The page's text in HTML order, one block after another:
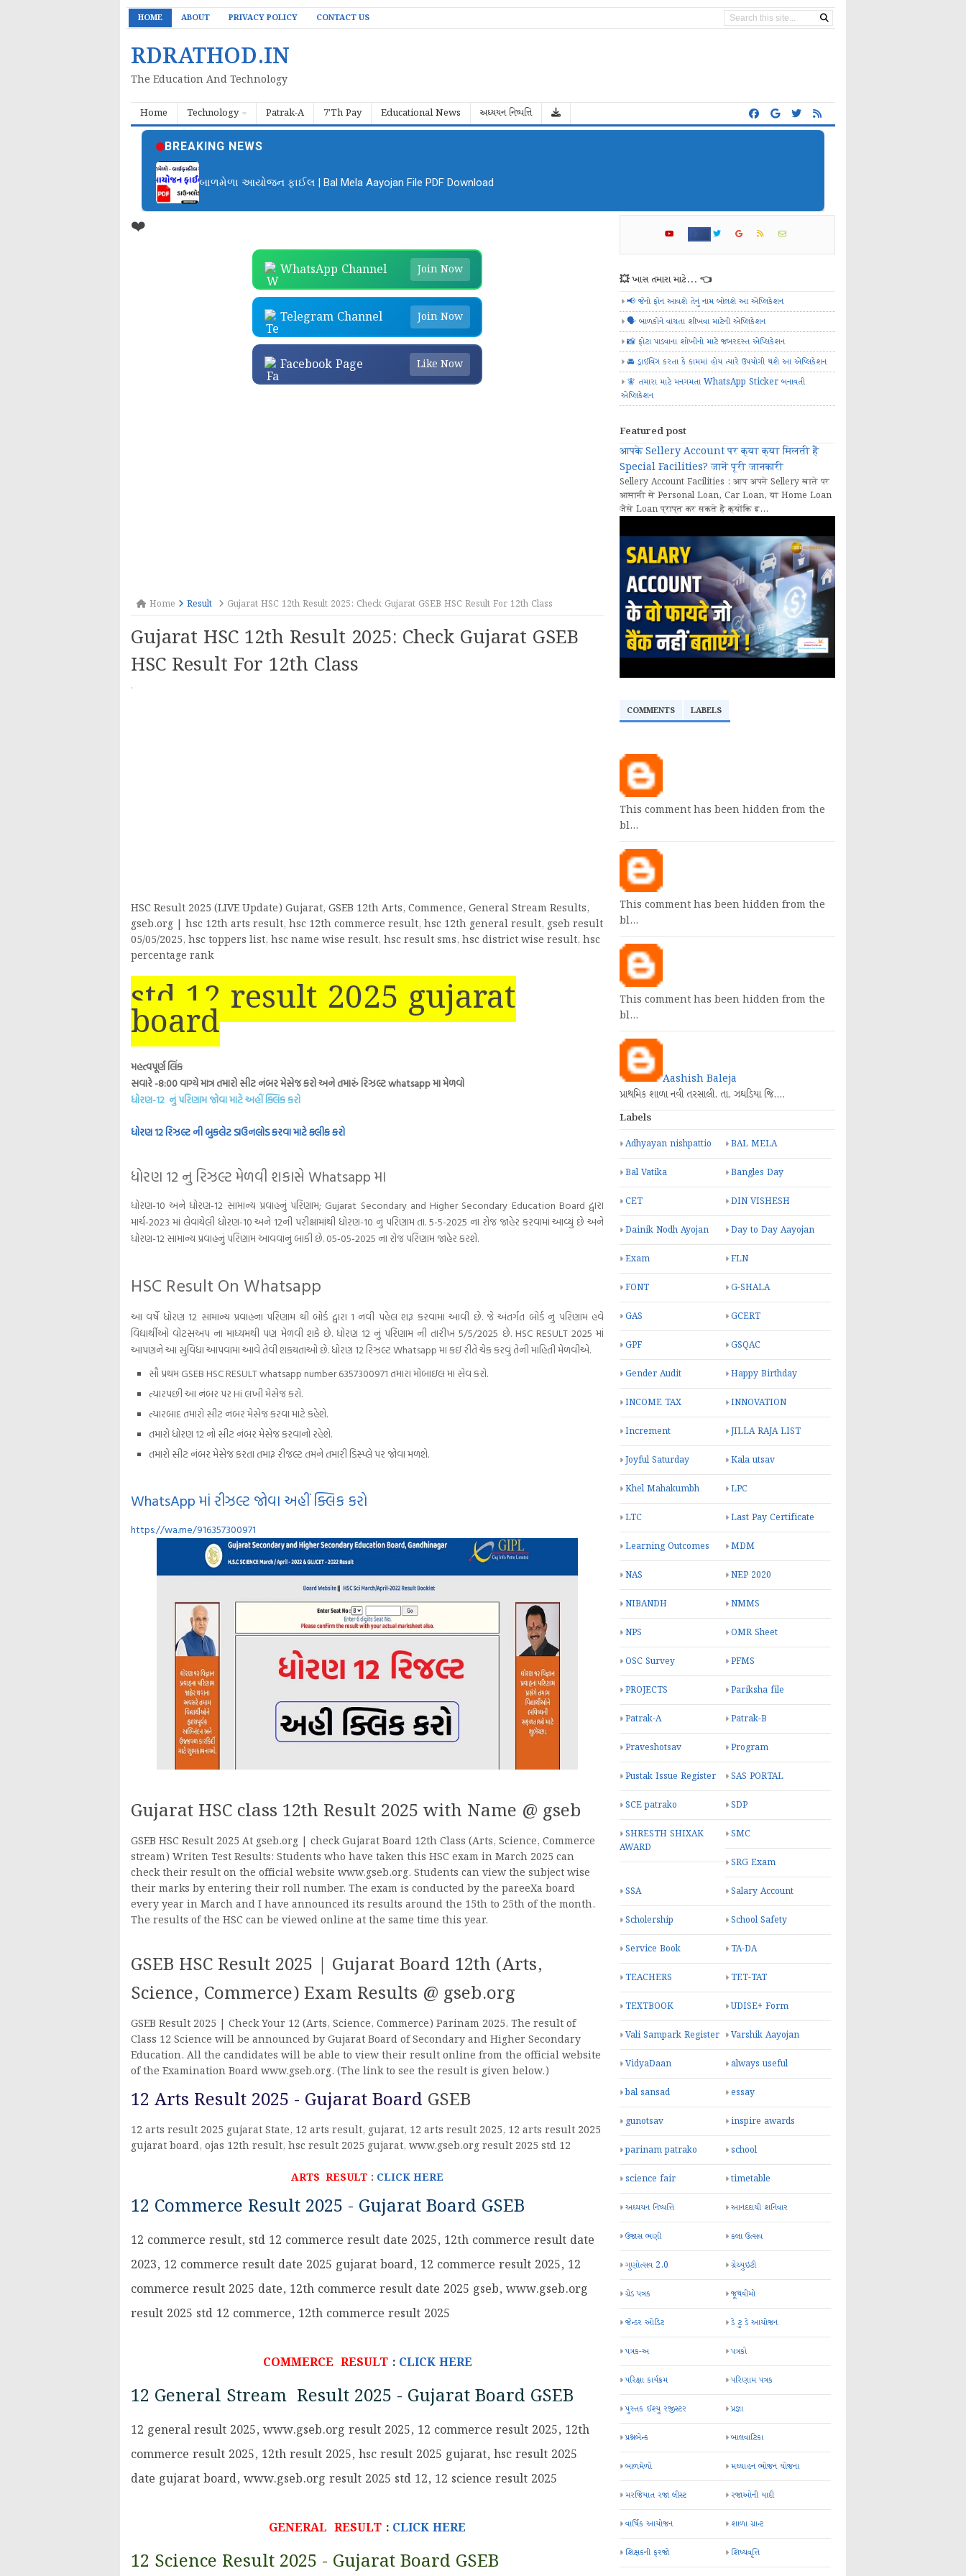
HOME ABOUT PRIVACY POLICY CONTACT US
RDRATHOD.IN
The Education And Technology
Home Technology Patrak-A 7'Th Pay Educational News અધ્યયન નિષ્પત્તિ
BREAKING NEWS
બાળમેળા આયોજન ફાઈલ | Bal Mela Aayojan File PDF Download
❤️
WhatsApp Channel Join Now
Telegram Channel Join Now
Facebook Page Like Now
Home Result Gujarat HSC 12th Result 2025: Check Gujarat GSEB HSC Result For 12th Class
Gujarat HSC 12th Result 2025: Check Gujarat GSEB
HSC Result For 12th Class
·
HSC Result 2025 (LIVE Update) Gujarat, GSEB 12th Arts, Commence, General Stream Results,
gseb.org | hsc 12th arts result, hsc 12th commerce result, hsc 12th general result, gseb result
05/05/2025, hsc toppers list, hsc name wise result, hsc result sms, hsc district wise result, hsc
percentage rank
std 12 result 2025 gujarat
board
મહત્વપૂર્ણ લિંક
સવારે -8:00 વાગ્યે માત્ર તમારો સીટ નંબર મેસેજ કરો અને તમારું રિઝલ્ટ whatsapp મા મેળવો
ધોરણ-12 નું પરિણામ જોવા માટે અહીં ક્લિક કરો
ધોરણ 12 રિઝલ્ટ ની બુકલેટ ડાઉનલોડ કરવા માટે ક્લીક કરો
ધોરણ 12 નુ રિઝલ્ટ મેળવી શકાસે Whatsapp મા
ધોરણ-10 અને ધોરણ-12 સામાન્ય પ્રવાહનું પરિણામ; Gujarat Secondary and Higher Secondary Education Board દ્વારા
માર્ચ-2023 માં લેવાયેલી ધોરણ-10 અને 12ની પરીક્ષામાંથી ધોરણ-10 નુ પરિણામ તા. 5-5-2025 ના રોજ જાહેર કરવામાં આવ્યું છે અને
ધોરણ-12 સામાન્ય પ્રવાહનું પરિણામ આવવાનુ બાકી છે. 05-05-2025 ના રોજ પરિણામ જાહેર કરશે.
HSC Result On Whatsapp
આ વર્ષે ધોરણ 12 સામાન્ય પ્રવાહના પરિણામ થી બોર્ડ દ્વારા 1 નવી પહેલ શરૂ કરવામા આવી છે. જે અંતર્ગત બોર્ડ નુ પરિણામ હવે
વિદ્યાર્થીઓ વોટસઅપ ના માધ્યમથી પણ મેળવી શકે છે. ધોરણ 12 નું પરિણામ ની તારીખ 5/5/2025 છે. HSC RESULT 2025 માં
આપણને આ સુવિધા આપવામા આવે તેવી શકયતાઓ છે. ધોરણ 12 રિઝલ્ટ Whatsapp મા કઇ રીતે ચેક કરવું તેની માહિતી મેળવીએ.
સૌ પ્રથમ GSEB HSC RESULT whatsapp number 6357300971 તમારા મોબાઇલ મા સેવ કરો.
ત્યારપછી આ નંબર પર Hi લખી મેસેજ કરો.
ત્યારબાદ તમારો સીટ નંબર મેસેજ કરવા માટે કહેશે.
તમારો ધોરણ 12 નો સીટ નંબર મેસેજ કરવાનો રહેશે.
તમારો સીટ નંબર મેસેજ કરતા તમારૂ રીજલ્ટ તમને તમારી ડિસ્પ્લે પર જોવા મળશે.
WhatsApp માં રીઝલ્ટ જોવા અહીં ક્લિક કરો
https://wa.me/916357300971
Gujarat HSC class 12th Result 2025 with Name @ gseb
GSEB HSC Result 2025 At gseb.org | check Gujarat Board 12th Class (Arts, Science, Commerce
stream) Writen Test Results: Students who have taken this HSC exam in March 2025 can
check their result on the official website www.gseb.org. Students can view the subject wise
their marks by entering their roll number. The exam is conducted by the pareeXa board
every year in March and I have announced its results around the 15th to 25th of the month.
The results of the HSC can be viewed online at the same time this year.
GSEB HSC Result 2025 | Gujarat Board 12th (Arts,
Science, Commerce) Exam Results @ gseb.org
GSEB Result 2025 | Check Your 12 (Arts, Science, Commerce) Parinam 2025. The result of
Class 12 Science will be announced by Gujarat Board of Secondary and Higher Secondary
Education. All the candidates will be able to view their result online from the official website
of the Examination Board www.gseb.org. (The link to see the result is given below.)
12 Arts Result 2025 - Gujarat Board GSEB
12 arts result 2025 gujarat State, 12 arts result, gujarat, 12 arts result 2025, 12 arts result 2025
gujarat board, ojas 12th result, hsc result 2025 gujarat, www.gseb.org result 2025 std 12
ARTS RESULT : CLICK HERE
12 Commerce Result 2025 - Gujarat Board GSEB
12 commerce result, std 12 commerce result date 2025, 12th commerce result date
2023, 12 commerce result date 2025 gujarat board, 12 commerce result 2025, 12
commerce result 2025 date, 12th commerce result date 2025 gseb, www.gseb.org
result 2025 std 12 commerce, 12th commerce result 2025
COMMERCE RESULT : CLICK HERE
12 General Stream Result 2025 - Gujarat Board GSEB
12 general result 2025, www.gseb.org result 2025, 12 commerce result 2025, 12th
commerce result 2025, 12th result 2025, hsc result 2025 gujarat, hsc result 2025
date gujarat board, www.gseb.org result 2025 std 12, 12 science result 2025
GENERAL RESULT : CLICK HERE
12 Science Result 2025 - Gujarat Board GSEB
💥 ખાસ તમારા માટે... 👈
📢 જેનો ફોન આવશે તેનું નામ બોલશે આ એપ્લિકેશન
🗣️ બાળકોને વાંચતા શીખવા માટેની એપ્લિકેશન
📸 ફોટા પાડવાના શોખીનો માટે જબરદસ્ત એપ્લિકેશન
🚘 ડ્રાઈવિંગ કરતા કે કામમાં હોય ત્યારે ઉપયોગી થશે આ એપ્લિકેશન
🧚 તમારા માટે મનગમતા WhatsApp Sticker બનાવતી
એપ્લિકેશન
Featured post
आपके Sellery Account पर क्या क्या मिलती हैं
Special Facilities? जानें पूरी जानकारी
Sellery Account Facilities : आप अपने Sellery खाते पर
आसानी से Personal Loan, Car Loan, या Home Loan
जैसे Loan प्राप्त कर सकते हैं क्योंकि इ...
COMMENTS LABELS
This comment has been hidden from the
bl…
This comment has been hidden from the
bl…
This comment has been hidden from the
bl…
Aashish Baleja
પ્રાથમિક શાળા નવી તરસાલી. તા. ઝઘડિયા જિ.…
Labels
Adhyayan nishpattio BAL MELA
Bal Vatika Bangles Day
CET DIN VISHESH
Dainik Nodh Ayojan Day to Day Aayojan
Exam FLN
FONT G-SHALA
GAS GCERT
GPF GSQAC
Gender Audit Happy Birthday
INCOME TAX INNOVATION
Increment JILLA RAJA LIST
Joyful Saturday Kala utsav
Khel Mahakumbh LPC
LTC Last Pay Certificate
Learning Outcomes MDM
NAS NEP 2020
NIBANDH NMMS
NPS OMR Sheet
OSC Survey PFMS
PROJECTS Pariksha file
Patrak-A Patrak-B
Praveshotsav Program
Pustak Issue Register SAS PORTAL
SCE patrako SDP
SHRESTH SHIXAK
AWARD
SMC
SRG Exam
SSA Salary Account
Scholership School Safety
Service Book TA-DA
TEACHERS TET-TAT
TEXTBOOK UDISE+ Form
Vali Sampark Register Varshik Aayojan
VidyaDaan always useful
bal sansad essay
gunotsav inspire awards
parinam patrako school
science fair timetable
અધ્યયન નિષ્પત્તિ આનંદદાયી શનિવાર
ઉજાસ ભણી કલા ઉત્સવ
ગુણોત્સવ 2.0 ગ્રેચ્યુઇટી
ગ્રેડ પત્રક જૂથવીમો
જેન્ડર ઓડિટ ડે ટુ ડે આયોજન
પત્રક-અ પત્રકો
પરિક્ષા કાર્યક્રમ પરિણામ પત્રક
પુસ્તક ઈશ્યુ રજીસ્ટર પ્રજ્ઞા
પ્રશ્નબેન્ક બાલવાટિકા
બાળમેળો મઘ્યાહન ભોજન યોજના
મરજિયાત રજા લીસ્ટ રજાઓની યાદી
વાર્ષિક આયોજન શાળા ગ્રાન્ટ
શિક્ષકની ફરજો શિષ્યવૃત્તિ